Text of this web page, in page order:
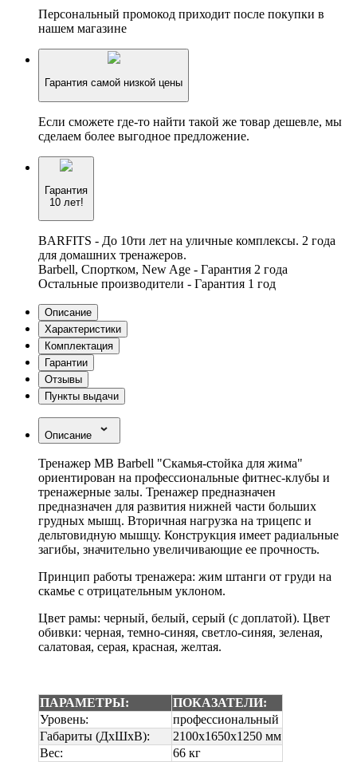
Персональный промокод приходит после покупки в
нашем магазине
Гарантия самой низкой цены
Если сможете где-то найти такой же товар дешевле, мы
сделаем более выгодное предложение.
Гарантия
10 лет!
BARFITS - До 10ти лет на уличные комплексы. 2 года
для домашних тренажеров.
Barbell, Спортком, New Age - Гарантия 2 года
Остальные производители - Гарантия 1 год
Описание
Характеристики
Комплектация
Гарантии
Отзывы
Пункты выдачи
Описание
Тренажер MB Barbell "Скамья-стойка для жима"
ориентирован на профессиональные фитнес-клубы и
тренажерные залы. Тренажер предназначен
предназначен для развития нижней части больших
грудных мышц. Вторичная нагрузка на трицепс и
дельтовидную мышцу. Конструкция имеет радиальные
загибы, значительно увеличивающие ее прочность.
Принцип работы тренажера: жим штанги от груди на
скамье с отрицательным уклоном.
Цвет рамы: черный, белый, серый (с доплатой). Цвет
обивки: черная, темно-синяя, светло-синяя, зеленая,
салатовая, серая, красная, желтая.
ПАРАМЕТРЫ:
ПОКАЗАТЕЛИ:
Уровень:
профессиональный
Габариты (ДхШхВ):
2100х1650х1250 мм
Вес:
66 кг